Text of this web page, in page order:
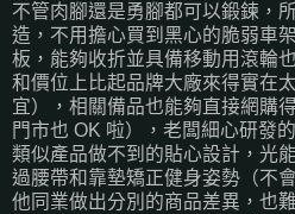
不管肉腳還是勇腳都可以鍛鍊，
造，不用擔心買到黑心的脆弱車
板，能夠收折並具備移動用滾輪
和價位上比起品牌大廠來得實在
宜），相關備品也能夠直接網購
門市也 OK 啦），老闆細心研發
類似產品做不到的貼心設計，光
過腰帶和靠墊矯正健身姿勢（不
他同業做出分別的商品差異，也